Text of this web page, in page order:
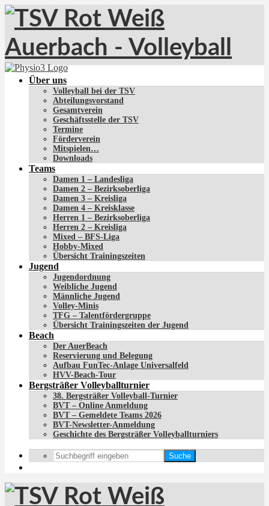
Über uns
Volleyball bei der TSV
Abteilungsvorstand
Gesamtverein
Geschäftsstelle der TSV
Termine
Förderverein
Mitspielen…
Downloads
Teams
Damen 1 – Landesliga
Damen 2 – Bezirksoberliga
Damen 3 – Kreisliga
Damen 4 – Kreisklasse
Herren 1 – Bezirksoberliga
Herren 2 – Kreisliga
Mixed – BFS-Liga
Hobby-Mixed
Übersicht Trainingszeiten
Jugend
Jugendordnung
Weibliche Jugend
Männliche Jugend
Volley-Minis
TFG – Talentfördergruppe
Übersicht Trainingszeiten der Jugend
Beach
Der AuerBeach
Reservierung und Belegung
Aufbau FunTec-Anlage Universalfeld
HVV-Beach-Tour
Bergsträßer Volleyballturnier
38. Bergsträßer Volleyball-Turnier
BVT – Online Anmeldung
BVT – Gemeldete Teams 2026
BVT-Newsletter-Anmeldung
Geschichte des Bergsträßer Volleyballturniers
Suche